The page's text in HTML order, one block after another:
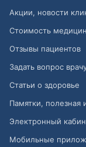
Акции, новости
Стоимость
Отзывы пациентов
Задать вопрос
Статьи о здоровье
Памятки, полезная
Электронный
Мобильные